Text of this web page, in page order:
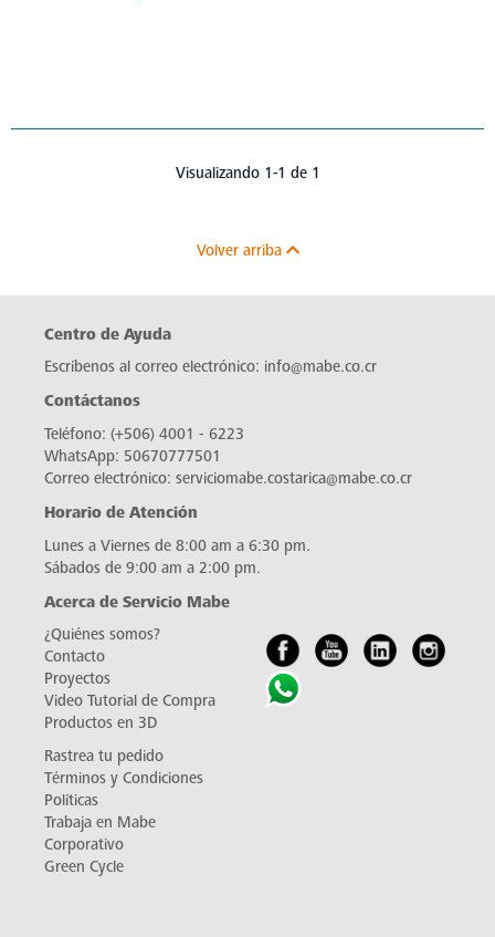
Visualizando 1-1 de 1
Volver arriba
Centro de Ayuda
Escríbenos al correo electrónico: info@mabe.co.cr
Contáctanos
Teléfono: (+506) 4001 - 6223
WhatsApp: 50670777501
Correo electrónico: serviciomabe.costarica@mabe.co.cr
Horario de Atención
Lunes a Viernes de 8:00 am a 6:30 pm.
Sábados de 9:00 am a 2:00 pm.
Acerca de Servicio Mabe
¿Quiénes somos?
Contacto
Proyectos
Video Tutorial de Compra
Productos en 3D
Rastrea tu pedido
Términos y Condiciones
Políticas
Trabaja en Mabe
Corporativo
Green Cycle